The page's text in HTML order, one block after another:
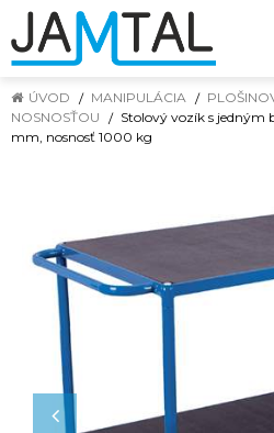
ÚVOD MANIPULÁCIA
NOSNOSŤOU
Stolový vozík s
mm, nosnosť 1000 kg